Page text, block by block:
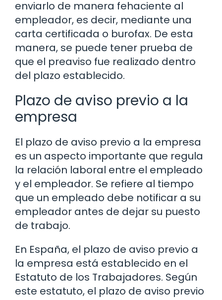
enviarlo de manera fehaciente al
empleador, es decir, mediante una
carta certificada o burofax. De esta
manera, se puede tener prueba de
que el preaviso fue realizado dentro
del plazo establecido.
Plazo de aviso previo a la
empresa
El plazo de aviso previo a la empresa
es un aspecto importante que regula
la relación laboral entre el empleado
y el empleador. Se refiere al tiempo
que un empleado debe notificar a su
empleador antes de dejar su puesto
de trabajo.
En España, el plazo de aviso previo a
la empresa está establecido en el
Estatuto de los Trabajadores. Según
este estatuto, el plazo de aviso previo